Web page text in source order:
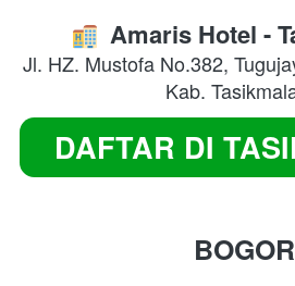
Amaris Hotel -
Jl. HZ. Mustofa No.382,
Kab.
DAFTAR DI
BOGOR